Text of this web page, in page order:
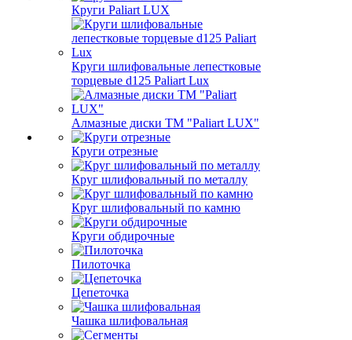
Круги Paliart LUX
Круги шлифовальные лепестковые
торцевые d125 Paliart Lux
Алмазные диски ТМ "Paliart LUX"
Круги отрезные
Круг шлифовальный по металлу
Круг шлифовальный по камню
Круги обдирочные
Пилоточка
Цепеточка
Чашка шлифовальная